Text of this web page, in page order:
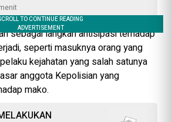
sebagai langkah antisipasi terhadap
seperti masuknya orang yang
kejahatan yang salah satunya
anggota Kepolisian yang
mako.